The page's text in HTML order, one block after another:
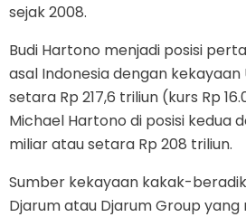
sejak 2008.
Budi Hartono menjadi posisi
asal Indonesia dengan kekayaan
setara Rp 217,6 triliun (kurs Rp
Michael Hartono di posisi kedua
miliar atau setara Rp 208 triliun.
Sumber kekayaan kakak-
Djarum atau Djarum Group